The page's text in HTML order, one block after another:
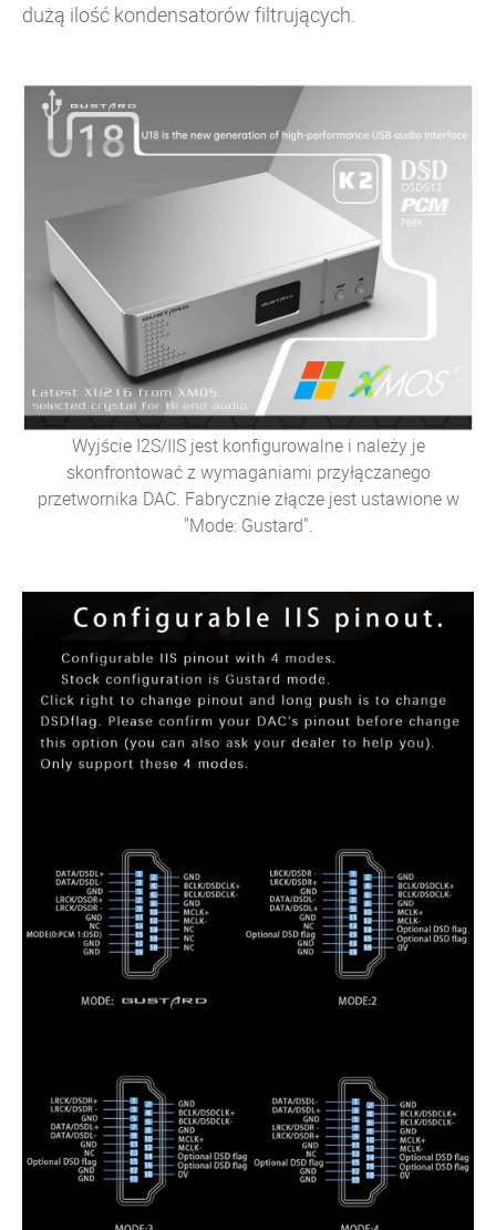
dużą ilość kondensatorów filtrujących.
Wyjście I2S/IIS jest konfigurowalne i należy je
skonfrontować z wymaganiami przyłączanego
przetwornika DAC. Fabrycznie złącze jest ustawione w
"Mode: Gustard".